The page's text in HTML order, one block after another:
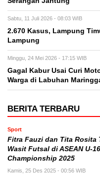
Sabtu, 11 Juli 2026 - 08:03 WIB
2.670 Kasus, Lampung
Lampung
Minggu, 24 Mei 2026 - 17:15 WIB
Gagal Kabur Usai Curi
Warga di Labuhan
BERITA TERBARU
Sport
Fitra Fauzi dan Tita Rosita
Wasit Futsal di ASEAN U-
Championship 2025
Kamis, 25 Des 2025 - 00:56 WIB